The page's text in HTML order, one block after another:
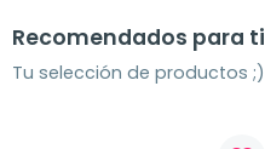
Recomendados para ti
Tu selección de productos ;)